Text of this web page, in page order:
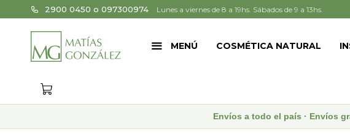
MENÚ COSMÉTICA NATURAL
2900 0450 o 097300974 Lunes a viernes de 8 a 19hs. Sábados de 9 a 13hs.
Envíos a todo el país · Envíos